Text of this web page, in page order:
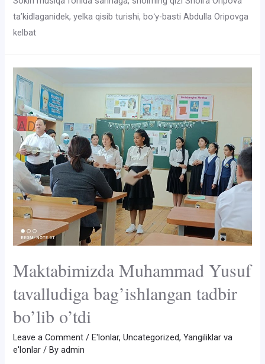
taʼkidlaganidek, yelka qisib turishi, boʻy-basti Abdulla Oripovga
kelbat
Maktabimizda Muhammad Yusuf
tavalludiga bag’ishlangan tadbir
bo’lib o’tdi
Leave a Comment /E'lonlar,Uncategorized,Yangiliklar va
e'lonlar / Byadmin